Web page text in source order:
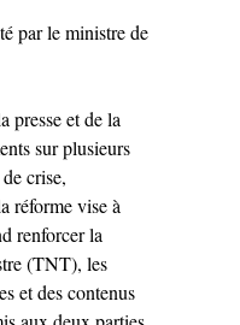
par le ministre de
presse et de la
sur plusieurs
crise,
réforme vise à
renforcer la
(TNT), les
et des contenus